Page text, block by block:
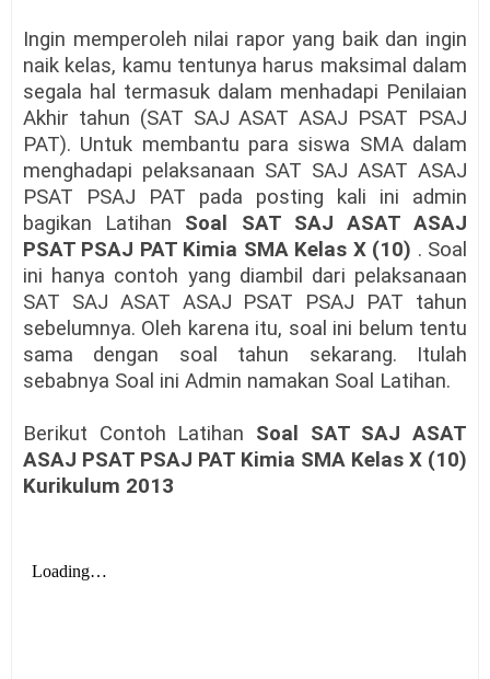
Ingin memperoleh nilai rapor yang baik dan ingin
naik kelas, kamu tentunya harus maksimal dalam
segala hal termasuk dalam menhadapi Penilaian
Akhir tahun (SAT SAJ ASAT ASAJ PSAT PSAJ
PAT). Untuk membantu para siswa SMA dalam
menghadapi pelaksanaan SAT SAJ ASAT ASAJ
PSAT PSAJ PAT pada posting kali ini admin
bagikan Latihan Soal SAT SAJ ASAT ASAJ
PSAT PSAJ PAT Kimia SMA Kelas X (10) . Soal
ini hanya contoh yang diambil dari pelaksanaan
SAT SAJ ASAT ASAJ PSAT PSAJ PAT tahun
sebelumnya. Oleh karena itu, soal ini belum tentu
sama dengan soal tahun sekarang. Itulah
sebabnya Soal ini Admin namakan Soal Latihan.
Berikut Contoh Latihan Soal SAT SAJ ASAT
ASAJ PSAT PSAJ PAT Kimia SMA Kelas X (10)
Kurikulum 2013